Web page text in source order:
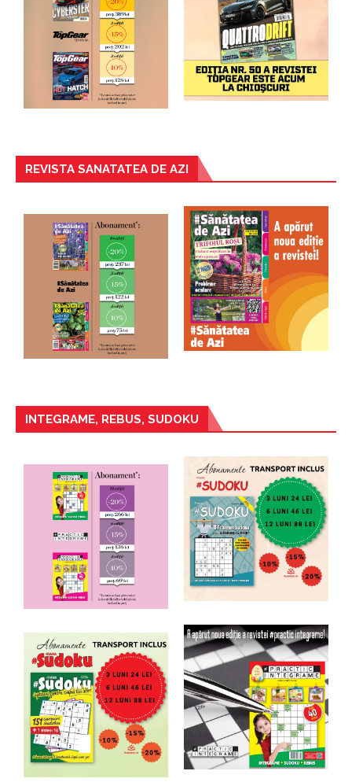
REVISTA SANATATEA DE AZI
INTEGRAME, REBUS, SUDOKU